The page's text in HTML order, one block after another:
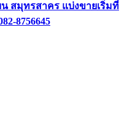
สมุทรสาคร แบ่งขายเริ่มที่
8756645